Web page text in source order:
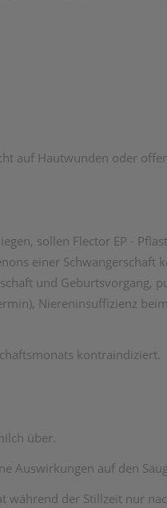
auf Hautwunden oder
sollen Flector EP -
einer Schwangerschaft
und Geburtsvorgang,
Niereninsuffizienz
kontraindiziert.
über.
Auswirkungen auf den
der Stillzeit nur